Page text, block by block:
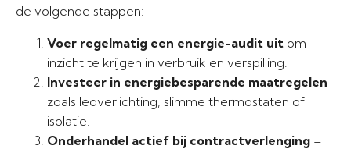
de volgende stappen:
Voer regelmatig een energie-audit uit om
inzicht te krijgen in verbruik en verspilling.
Investeer in energiebesparende maatregelen
zoals ledverlichting, slimme thermostaten of
isolatie.
Onderhandel actief bij contractverlenging –